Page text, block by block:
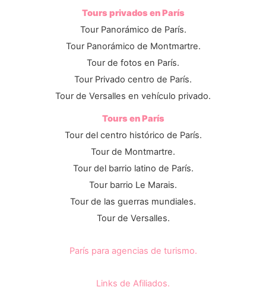
Tours privados en París
Tour Panorámico de París.
Tour Panorámico de Montmartre.
Tour de fotos en París.
Tour Privado centro de París.
Tour de Versalles en vehículo privado.
Tours en París
Tour del centro histórico de París.
Tour de Montmartre.
Tour del barrio latino de París.
Tour barrio Le Marais.
Tour de las guerras mundiales.
Tour de Versalles.
París para agencias de turismo.
Links de Afiliados.